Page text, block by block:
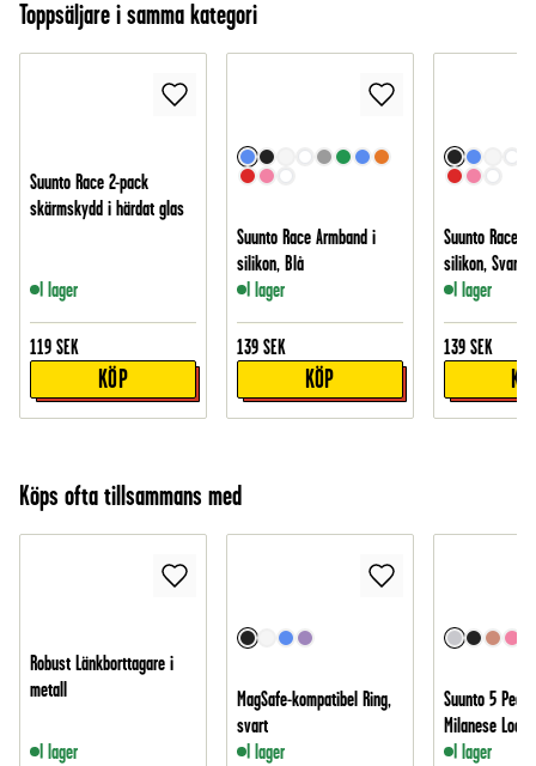
Toppsäljare i samma kategori
Suunto Race 2-pack
skärmskydd i härdat glas
I lager
119 SEK
KÖP
Suunto Race Armband i
silikon, Blå
I lager
139 SEK
KÖP
Suunto Race
silikon, Svart
I lager
139 SEK
Köps ofta tillsammans med
Robust Länkborttagare i
metall
I lager
MagSafe-kompatibel Ring,
svart
I lager
Suunto 5 Peak
Milanese
I lager